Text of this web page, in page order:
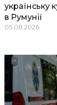
українську
в Румунії
05.08.2026